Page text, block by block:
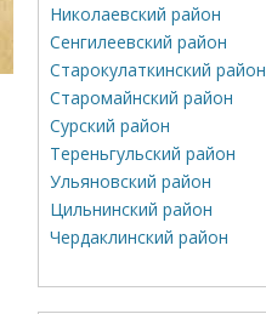
Николаевский район
Сенгилеевский район
Старокулаткинский район
Старомайнский район
Сурский район
Тереньгульский район
Ульяновский район
Цильнинский район
Чердаклинский район